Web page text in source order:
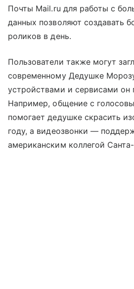
Почты Mail.ru для работы с
данных позволяют создавать
роликов в день.
Пользователи также могут
современному Дедушке
устройствами и сервисами он
Например, общение с
помогает дедушке скрасить
году, а видеозвонки —
американским коллегой